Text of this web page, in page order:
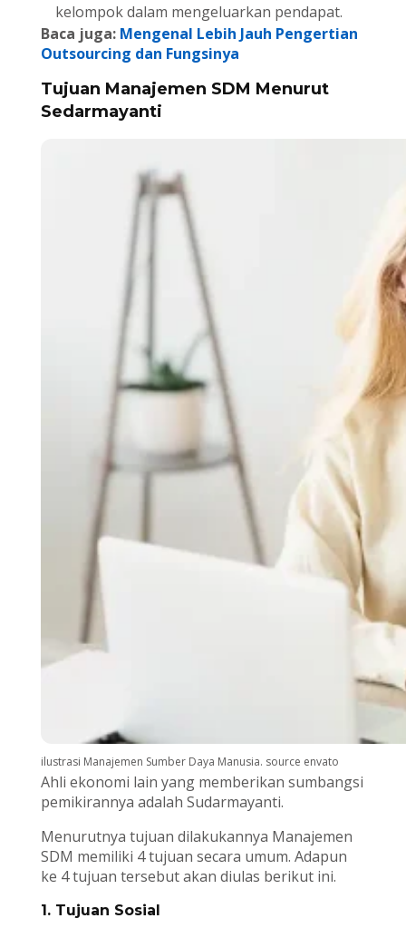
kelompok dalam mengeluarkan pendapat.
Baca juga: Mengenal Lebih Jauh Pengertian
Outsourcing dan Fungsinya
Tujuan Manajemen SDM Menurut
Sedarmayanti
ilustrasi Manajemen Sumber Daya Manusia. source envato
Ahli ekonomi lain yang memberikan sumbangsi
pemikirannya adalah Sudarmayanti.
Menurutnya tujuan dilakukannya Manajemen
SDM memiliki 4 tujuan secara umum. Adapun
ke 4 tujuan tersebut akan diulas berikut ini.
1. Tujuan Sosial